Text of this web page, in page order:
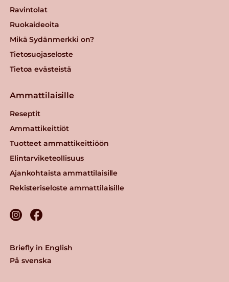
Ravintolat
Ruokaideoita
Mikä Sydänmerkki on?
Tietosuojaseloste
Tietoa evästeistä
Ammattilaisille
Reseptit
Ammattikeittiöt
Tuotteet ammattikeittiöön
Elintarviketeollisuus
Ajankohtaista ammattilaisille
Rekisteriseloste ammattilaisille
Briefly in English
På svenska